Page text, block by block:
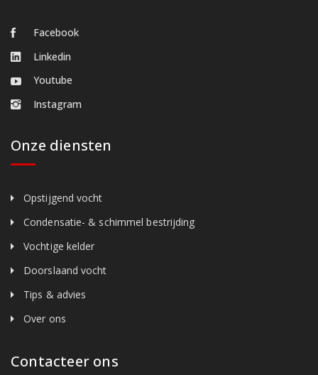
Facebook
Linkedin
Youtube
Instagram
Onze diensten
Opstijgend vocht
Condensatie- & schimmel bestrijding
Vochtige kelder
Doorslaand vocht
Tips & advies
Over ons
Contacteer ons